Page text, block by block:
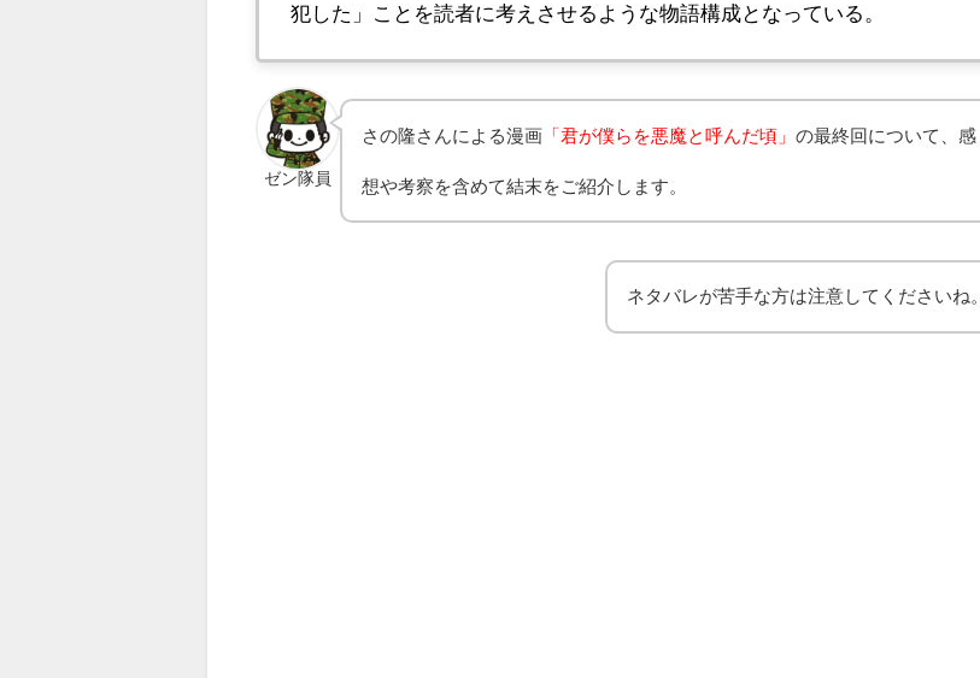
犯した」ことを読者に考えさせるような物語構成となっている。
ゼン隊員
さの隆さんによる漫画「君が僕らを悪魔と呼んだ頃」 の最終回について、感
想や考察を含めて結末をご紹介します。
ネタバレが苦手な方は注意してくださいね。